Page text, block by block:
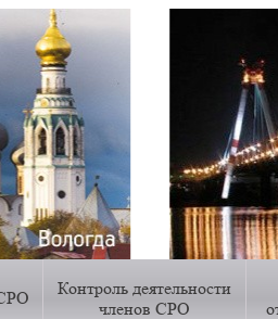
Контроль деятельности
членов СРО